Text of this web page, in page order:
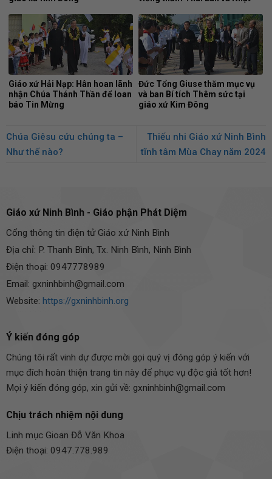
Giáo xứ Hải Nạp: Hân hoan lãnh
nhận Chúa Thánh Thần để loan
báo Tin Mừng
Đức Tổng Giuse thăm mục vụ
và ban Bí tích Thêm sức tại
giáo xứ Kim Đông
Chúa Giêsu cứu chúng ta –
Như thế nào?
Thiếu nhi Giáo xứ Ninh Bình
tĩnh tâm Mùa Chay năm 2024
Giáo xứ Ninh Bình - Giáo phận Phát Diệm
Cổng thông tin điện tử Giáo xứ Ninh Bình
Địa chỉ: P. Thanh Bình, Tx. Ninh Bình, Ninh Bình
Điện thoại: 0947778989
Email: gxninhbinh@gmail.com
Website: https://gxninhbinh.org
Ý kiến đóng góp
Chúng tôi rất vinh dự được mời gọi quý vị đóng góp ý kiến với
mục đích hoàn thiện trang tin này để phục vụ độc giả tốt hơn!
Mọi ý kiến đóng góp, xin gửi về: gxninhbinh@gmail.com
Chịu trách nhiệm nội dung
Linh mục Gioan Đỗ Văn Khoa
Điện thoại: 0947.778.989